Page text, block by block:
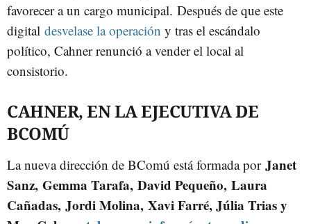
favorecer a un cargo municipal. Después de que este
digital desvelase la operación y tras el escándalo
político, Cahner renunció a vender el local al
consistorio.
CAHNER, EN LA EJECUTIVA DE
BCOMÚ
La nueva dirección de BComú está formada por Janet
Sanz, Gemma Tarafa, David Pequeño, Laura
Cañadas, Jordi Molina, Xavi Farré, Júlia Trias y